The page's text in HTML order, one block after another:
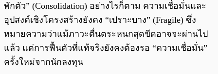
พักตัว” (Consolidation) อย่างไรก็ตาม ความเชื่อมั่นและ
อุปสงค์เชิงโครงสร้างยังคง “เปราะบาง” (Fragile) ซึ่ง
หมายความว่าแม้ภาวะตื่นตระหนกสุดขีดอาจจะผ่านไป
แล้ว แต่การฟื้นตัวที่แท้จริงยังคงต้องรอ “ความเชื่อมั่น”
ครั้งใหม่จากนักลงทุน